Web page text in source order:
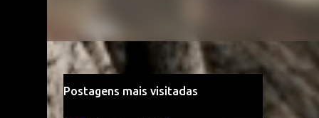
Postagens mais visitadas